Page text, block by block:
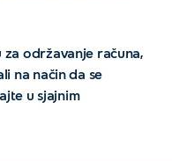
održavanje računa,
na način da se
u sjajnim